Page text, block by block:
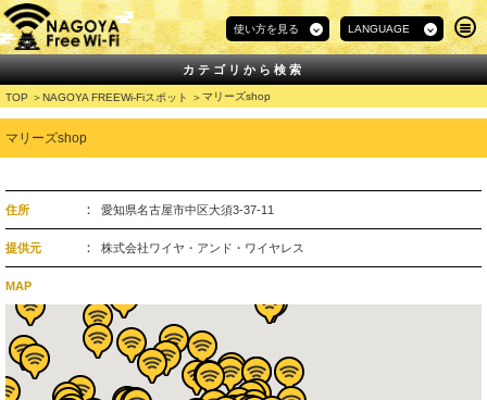
使い方を見る LANGUAGE
カテゴリから検索
TOP NAGOYA FREEWi-Fiスポット マリーズshop
マリーズshop
住所 愛知県名古屋市中区大須3-37-11
提供元 株式会社ワイヤ・アンド・ワイヤレス
MAP